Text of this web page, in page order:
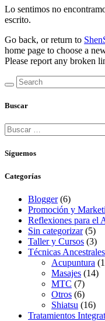
Lo sentimos no
escrito.
Go back, or return to
home page to choose a
Please report any broken
Buscar
Síguemos
Categorías
Blogger(6)
Promoción y
Reflexiones para el
Sin categorizar(5)
Taller y Cursos (3)
Técnicas Ancestrales
Acupuntura
Masajes (14)
MTC (7)
Otros (6)
Shiatsu (16)
Tratamientos